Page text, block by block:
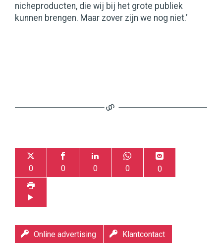
nicheproducten, die wij bij het grote publiek
kunnen brengen. Maar zover zijn we nog niet.’
0 0 0 0 0
Online advertising Klantcontact